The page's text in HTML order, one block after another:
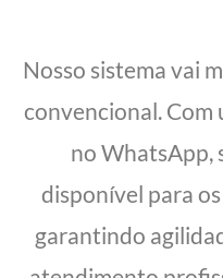
Nosso sistema vai
convencional.
no WhatsApp,
disponível para
garantindo